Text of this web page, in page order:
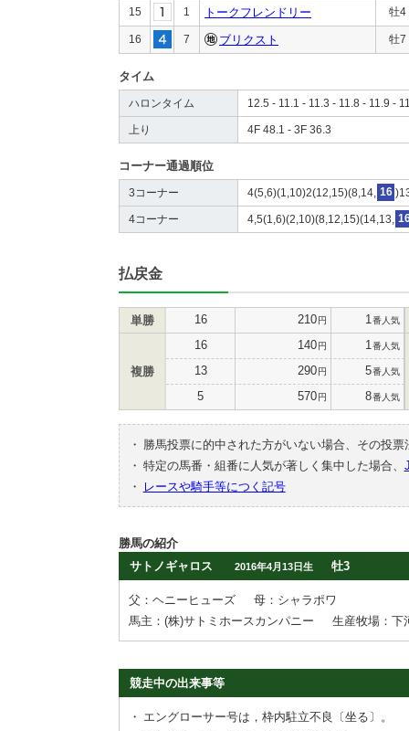
15 1 トークフレンドリー 牡4
16 7 ブリクスト 牡7
タイム
ハロンタイム 12.5 - 11.1 - 11.3 - 11.8 - 11.9 -
上り 4F 48.1 - 3F 36.3
コーナー通過順位
3コーナー 4(5,6)(1,10)2(12,15)(8,14, 16
4コーナー 4,5(1,6)(2,10)(8,12,15)(14,13,
払戻金
単勝 16 210円 1 番人気
複勝
16 140円 1 番人気
13 290円 5番人気
5 570円 8番人気
・
勝馬投票に的中された方がいない場合、その投
・ 特定の馬番・組番に人気が著しく集中した場合、
・
レースや騎手等につく記号
勝馬の紹介
サトノギャロス
2016年4月13日生 牡3
父：ヘニーヒューズ
母：シャラポワ
馬主：(株)サトミホースカンパニー
生産牧場：下
競走中の出来事等
・ エングローサー号は，枠内駐立不良〔坐る〕。